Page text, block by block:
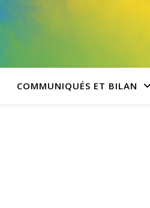
COMMUNIQUÉS ET BILAN